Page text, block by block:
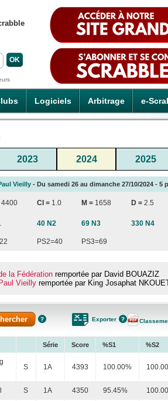
Logiciels Arbitrage e-
2023 2024 2025
Vieilly - Du samedi 26 au dimanche 27/10/2024 - 5
4400 CI = 1.0 M = 1658 D = 2.5
40 N2 69 N3 330 N4
PS2=40 PS3=69
la Fédérationremportée par David BOUAZIZ
Vieillyremportée par King Josaphat
Exporter
Série Score %S1 %S2
S 1A 4393 100.00%
S 1A 4350 95.45%